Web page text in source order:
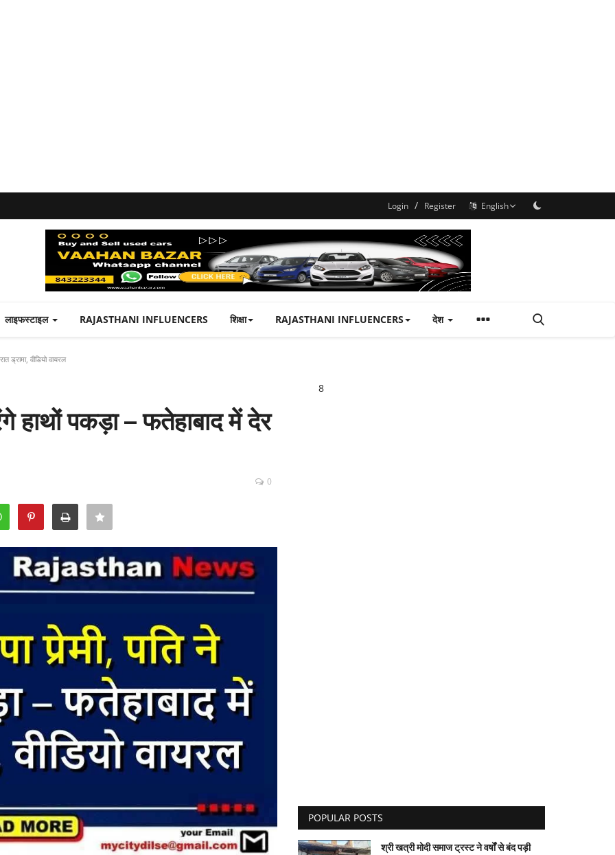
Login / Register English
लाइफस्टाइल RAJASTHANI INFLUENCERS शिक्षा RAJASTHANI INFLUENCERS देश
ड्रामा, वीडियो वायरल
हाथों पकड़ा – फतेहाबाद में देर
0
8
POPULAR POSTS
श्री खत्री मोदी समाज ट्रस्ट ने वर्षों से बंद पड़ी